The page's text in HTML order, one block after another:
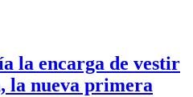
la encarga de vestir
la nueva primera